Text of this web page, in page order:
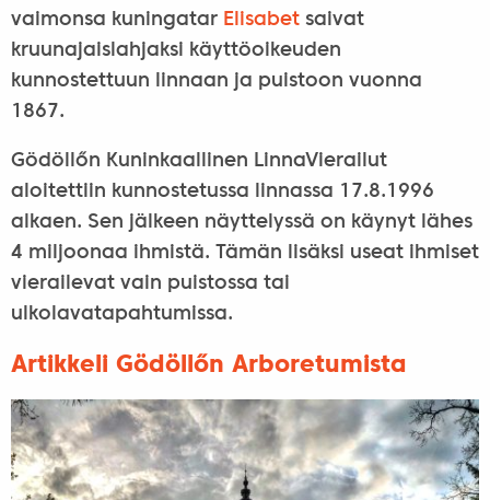
vaimonsa kuningatar Elisabetsaivat
kruunajaislahjaksi käyttöoikeuden
kunnostettuun linnaan ja puistoon vuonna
1867.
Gödöllőn Kuninkaallinen LinnaVierailut
aloitettiin kunnostetussa linnassa 17.8.1996
alkaen. Sen jälkeen näyttelyssä on käynyt lähes
4 miljoonaa ihmistä. Tämän lisäksi useat ihmiset
vierailevat vain puistossa tai
ulkolavatapahtumissa.
Artikkeli Gödöllőn Arboretumista